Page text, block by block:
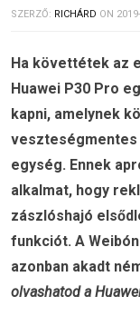
SZERZŐ: RICHÁRD ON
Ha követtétek az
Huawei P30 Pro
kapni, amelynek
veszteségmentes
egység. Ennek
alkalmat, hogy
zászlóshajó
funkciót. A
azonban akadt
olvashatod a